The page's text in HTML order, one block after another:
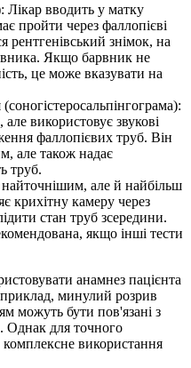
Лікар вводить у матку
пройти через фаллопієві
рентгенівський знімок, на
Якщо барвник не
це може вказувати на
використовує звукові
фаллопієвих труб. Він
але також надає
труб.
але й найбільш
крихітну камеру через
стан труб зсередини.
якщо інші тести
анамнез пацієнта
минулий розрив
можуть бути пов'язані з
Однак для точного
комплексне використання